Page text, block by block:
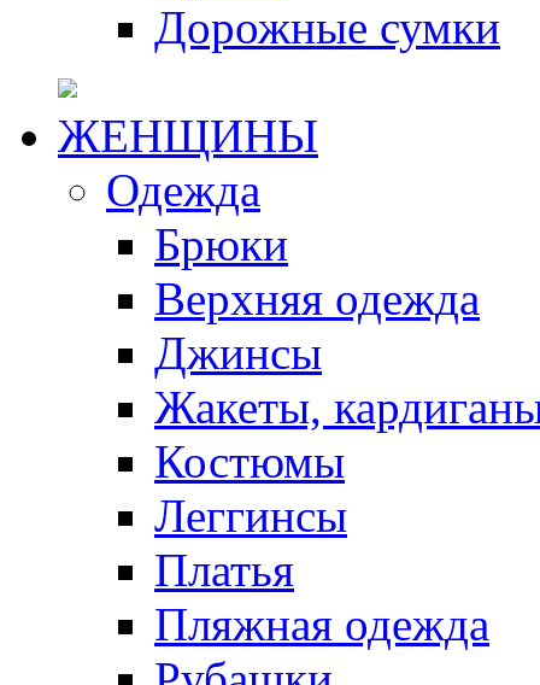
Дорожные сумки
ЖЕНЩИНЫ
Одежда
Брюки
Верхняя одежда
Джинсы
Жакеты,
Костюмы
Леггинсы
Платья
Пляжная одежда